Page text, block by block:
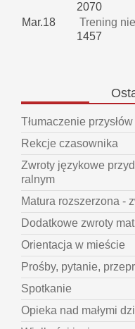
2070
Mar.18
Trening
1457
Tłumaczenie
Rekcje czasownika
Zwroty językowe
ralnym
Matura rozszerzona -
Dodatkowe zwroty
Orientacja w mieście
Prośby, pytanie,
Spotkanie
Opieka nad małymi